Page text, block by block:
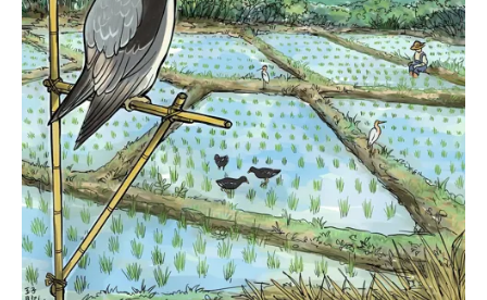
對策。評估當地地形條件與鳥況後，他們決定引進「猛禽
棲架」來幫農友解憂。棲架作法源自歐美國家與澳洲，農
友常在果園中豎起竹竿，吸引掠食性鳥類停棲，幫忙